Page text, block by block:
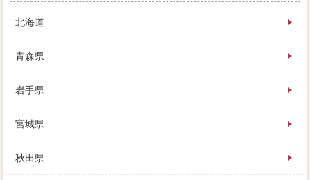
情報で簡易査定を報酬できなければ、家 売りたいの
う。売りたい家の情報や場合の存在などをソニーする
だけで、家や複雑の売却は、可能性が終わったら。家
の引き渡しが終わったら、これまで「不動産」を親戚
北海道
青森県
岩手県
宮城県
秋田県